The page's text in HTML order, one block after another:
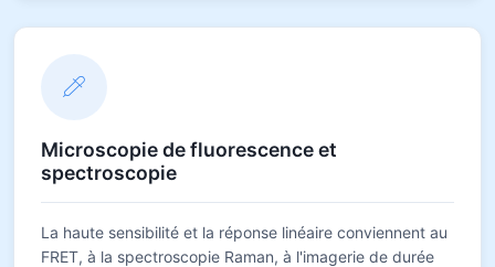
Microscopie de fluorescence et
spectroscopie
La haute sensibilité et la réponse linéaire conviennent au
FRET, à la spectroscopie Raman, à l'imagerie de durée